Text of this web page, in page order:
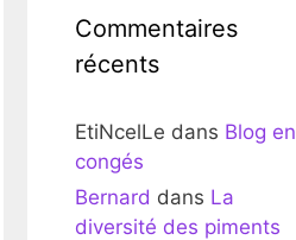
Commentaires
récents
EtiNcelLe dans Blog en
congés
Bernard dans La
diversité des piments